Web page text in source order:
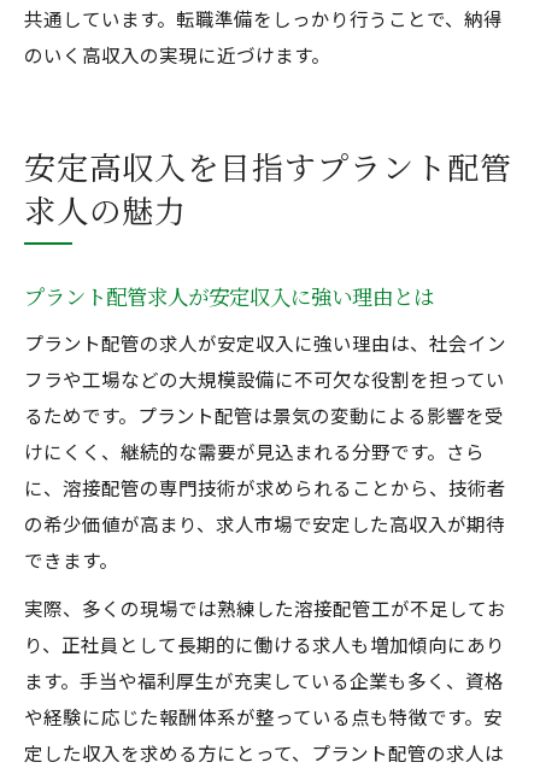
共通しています。転職準備をしっかり行うことで、納得
のいく高収入の実現に近づけます。
安定高収入を目指すプラント配管
求人の魅力
プラント配管求人が安定収入に強い理由とは
プラント配管の求人が安定収入に強い理由は、社会イン
フラや工場などの大規模設備に不可欠な役割を担ってい
るためです。プラント配管は景気の変動による影響を受
けにくく、継続的な需要が見込まれる分野です。さら
に、溶接配管の専門技術が求められることから、技術者
の希少価値が高まり、求人市場で安定した高収入が期待
できます。
実際、多くの現場では熟練した溶接配管工が不足してお
り、正社員として長期的に働ける求人も増加傾向にあり
ます。手当や福利厚生が充実している企業も多く、資格
や経験に応じた報酬体系が整っている点も特徴です。安
定した収入を求める方にとって、プラント配管の求人は